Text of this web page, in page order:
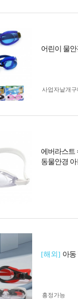
어린이 물
사업자 낱개
에버라스트
동물안경
[해외] 아동
흥정가능